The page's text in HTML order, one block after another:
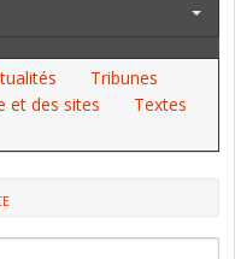
Tribunes
et des sites
Textes